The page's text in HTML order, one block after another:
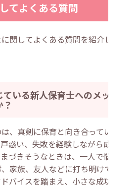
てよくある質問
関してよくある質問を紹介しま
いる新人保育士へのメッセ
、真剣に保育と向き合っている証
惑い、失敗を経験しながら成長し
づきそうなときは、一人で悩まず
家族、友人などに打ち明けてみま
バイスを踏まえ、小さな成功体験